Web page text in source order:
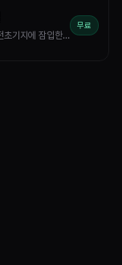
복수심에 불타는 카엘은 가족을 앗아간 적의 전초기지에 잠입한다. 철통같은 경비를 뚫고 얻어낸 정보는 그를 더 거대한 음모의 중심으로 이끌고, 카엘은 새로운 운명 앞에 서게 된다.
무료